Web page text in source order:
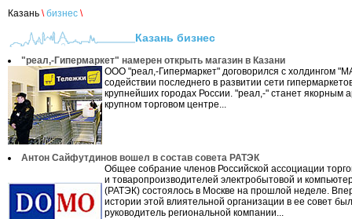
Казань \ бизнес \
Казань бизнес
"реал,-Гипермаркет" намерен открыть магазин в Казани
ООО "реал,-Гипермаркет" договорился с холдингом
содействии последнего в развитии сети
крупнейших городах России. "реал,-" станет якорным
крупном торговом центре...
Антон Сайфутдинов вошел в состав совета РАТЭК
Общее собрание членов Российской ассоциации
и товаропроизводителей электробытовой и
(РАТЭК) состоялось в Москве на прошлой неделе.
истории этой влиятельной организации в ее совет
руководитель региональной компании...